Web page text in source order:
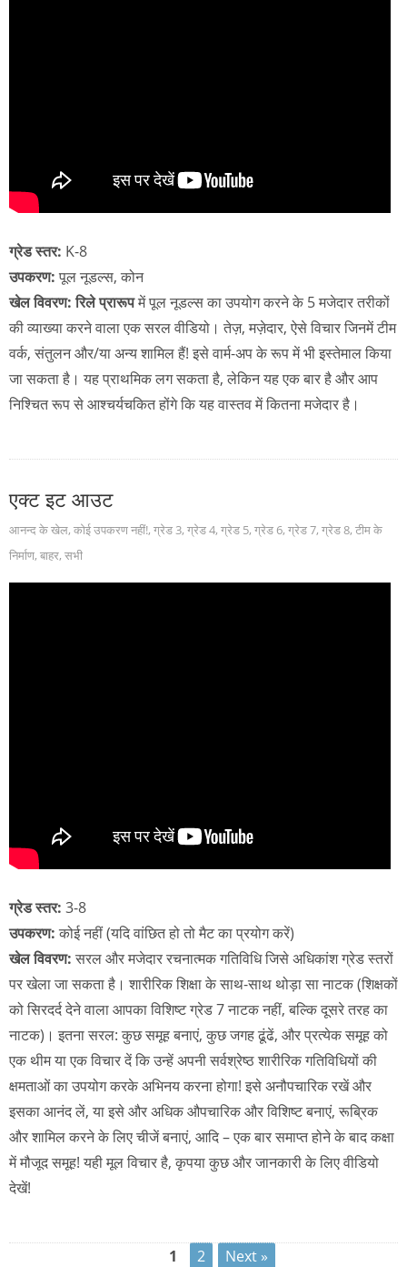
ग्रेड स्तर: K-8
उपकरण: पूल नूडल्स, कोन
खेल विवरण: रिले प्रारूपमें पूल नूडल्स का उपयोग करने के 5 मजेदार तरीकों
की व्याख्या करने वाला एक सरल वीडियो। तेज़, मज़ेदार, ऐसे विचार जिनमें टीम
वर्क, संतुलन और/या अन्य शामिल हैं! इसे वार्म-अप के रूप में भी इस्तेमाल किया
जा सकता है। यह प्राथमिक लग सकता है, लेकिन यह एक बार है और आप
निश्चित रूप से आश्चर्यचकित होंगे कि यह वास्तव में कितना मजेदार है।
एक्ट इट आउट
आनन्द के खेल, कोई उपकरण नहीं!, ग्रेड 3, ग्रेड 4, ग्रेड 5, ग्रेड 6, ग्रेड 7, ग्रेड 8, टीम के
निर्माण, बाहर, सभी
ग्रेड स्तर: 3-8
उपकरण: कोई नहीं (यदि वांछित हो तो मैट का प्रयोग करें)
खेल विवरण: सरल और मजेदार रचनात्मक गतिविधि जिसे अधिकांश ग्रेड स्तरों
पर खेला जा सकता है। शारीरिक शिक्षा के साथ-साथ थोड़ा सा नाटक (शिक्षकों
को सिरदर्द देने वाला आपका विशिष्ट ग्रेड 7 नाटक नहीं, बल्कि दूसरे तरह का
नाटक)। इतना सरल: कुछ समूह बनाएं, कुछ जगह ढूंढें, और प्रत्येक समूह को
एक थीम या एक विचार दें कि उन्हें अपनी सर्वश्रेष्ठ शारीरिक गतिविधियों की
क्षमताओं का उपयोग करके अभिनय करना होगा! इसे अनौपचारिक रखें और
इसका आनंद लें, या इसे और अधिक औपचारिक और विशिष्ट बनाएं, रूब्रिक
और शामिल करने के लिए चीजें बनाएं, आदि – एक बार समाप्त होने के बाद कक्षा
में मौजूद समूह! यही मूल विचार है, कृपया कुछ और जानकारी के लिए वीडियो
देखें!
1 2 Next »